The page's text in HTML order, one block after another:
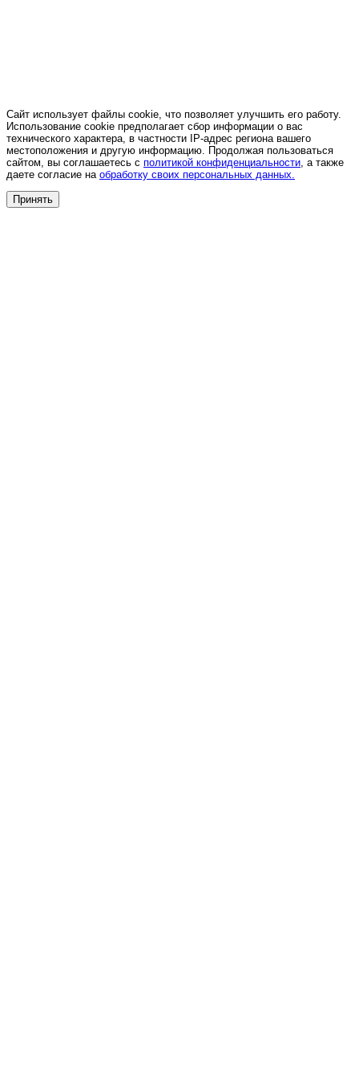
Сайт использует файлы cookie, что позволяет улучшить его работу.
Использование cookie предполагает сбор информации о вас
технического характера, в частности IP-адрес региона вашего
местоположения и другую информацию. Продолжая пользоваться
сайтом, вы соглашаетесь с политикой конфиденциальности , а также
даете согласие на обработку своих персональных данных.
Принять